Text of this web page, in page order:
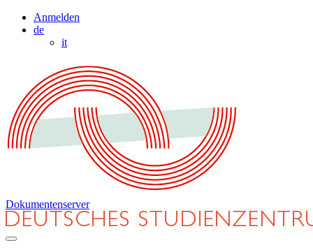
Anmelden
de
it
Dokumentenserver